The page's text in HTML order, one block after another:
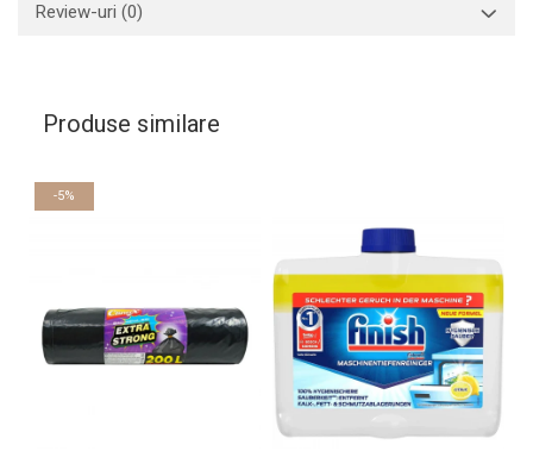
Review-uri (0)
Produse similare
-5%